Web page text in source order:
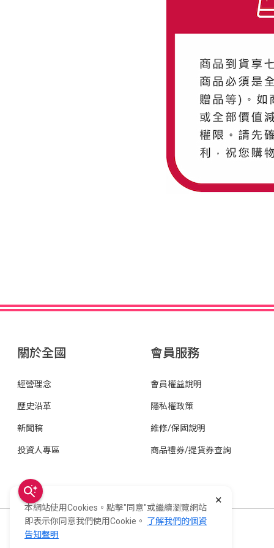
關於全國
經營理念
歷史沿革
新聞稿
投資人專區
會員服務
會員權益說明
隱私權政策
維修/保固說明
商品禮券/提貨券查詢
全國電子股份有限公司 統一編號：22006252
×
本網站使用Cookies。點擊"同意"或繼續瀏覽網站
即表示你同意我們使用Cookie。 了解我們的個資
告知聲明